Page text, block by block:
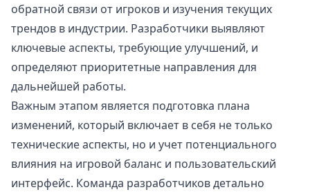
обратной связи от игроков и изучения текущих
трендов в индустрии. Разработчики выявляют
ключевые аспекты, требующие улучшений, и
определяют приоритетные направления для
дальнейшей работы.
Важным этапом является подготовка плана
изменений, который включает в себя не только
технические аспекты, но и учет потенциального
влияния на игровой баланс и пользовательский
интерфейс. Команда разработчиков детально